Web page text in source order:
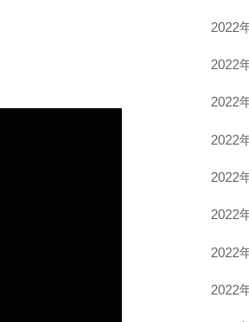
2022
2022
2022
2022
2022
2022
2022
2022